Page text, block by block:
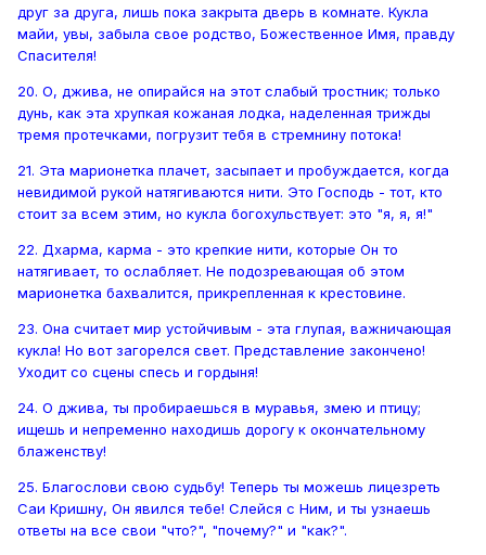
друг за друга, лишь пока закрыта дверь в комнате. Кукла
майи, увы, забыла свое родство, Божественное Имя, правду
Спасителя!
20. О, джива, не опирайся на этот слабый тростник; только
дунь, как эта хрупкая кожаная лодка, наделенная трижды
тремя протечками, погрузит тебя в стремнину потока!
21. Эта марионетка плачет, засыпает и пробуждается, когда
невидимой рукой натягиваются нити. Это Господь - тот, кто
стоит за всем этим, но кукла богохульствует: это "я, я, я!"
22. Дхарма, карма - это крепкие нити, которые Он то
натягивает, то ослабляет. Не подозревающая об этом
марионетка бахвалится, прикрепленная к крестовине.
23. Она считает мир устойчивым - эта глупая, важничающая
кукла! Но вот загорелся свет. Представление закончено!
Уходит со сцены спесь и гордыня!
24. О джива, ты пробираешься в муравья, змею и птицу;
ищешь и непременно находишь дорогу к окончательному
блаженству!
25. Благослови свою судьбу! Теперь ты можешь лицезреть
Саи Кришну, Он явился тебе! Слейся с Ним, и ты узнаешь
ответы на все свои "что?", "почему?" и "как?".